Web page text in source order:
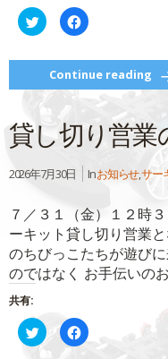
き
ま
す)
ク
リ
し
て
Twitter
で
共
(新
し
い
ィ
ン
で
開
き
ま
す)
Facebook
で
す
る
に
は
ッ
ク
く
だ
(新
し
い
ウ
ィ
ン
ド
き
ま
す)
Continue reading
貸し切り営業
2026年7月30日 Inお知らせ,サー
７／３１（金）１２時
ーキット貸し切り営業
のちびっこたちが遊び
のではなく お手伝いの
共有:
ク
リ
ッ
Facebook
で